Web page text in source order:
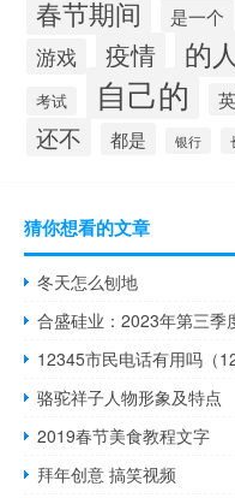
春节期间 是一个
游戏 疫情 的人
考试 自己的
还不 都是 银行
猜你想看的文章
冬天怎么刨地
合盛硅业：2023年第三季
12345市民电话有用吗（
骆驼祥子人物形象及特点
2019春节美食教程文字
拜年创意 搞笑视频